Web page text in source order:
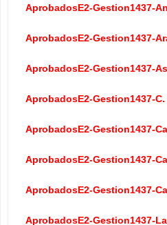
AprobadosE2-Gestion1437-
AprobadosE2-Gestion1437-
AprobadosE2-Gestion1437-
AprobadosE2-Gestion1437-
AprobadosE2-Gestion1437-
AprobadosE2-Gestion1437-
AprobadosE2-Gestion1437-
AprobadosE2-Gestion1437-